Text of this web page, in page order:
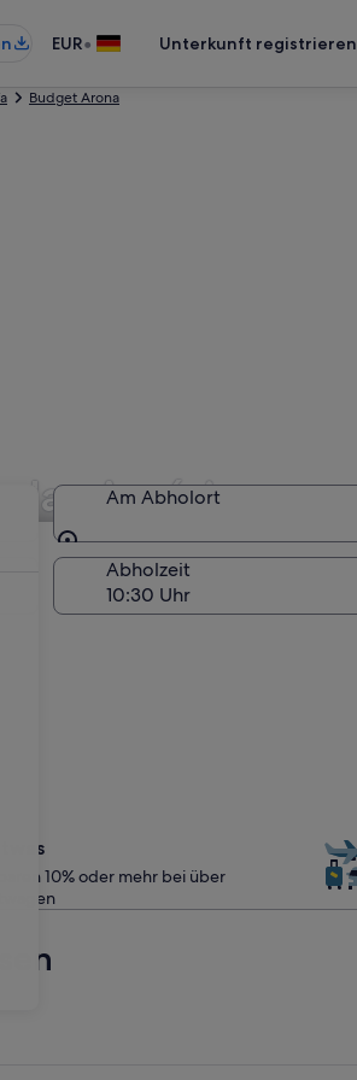
EUR• Unterkunft registrieren
Budget Arona
las Américas
Am Abholort
Am Abholort
Abholzeit
10% oder mehr bei über